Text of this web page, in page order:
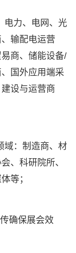
电力、电网、光
输配电运营
商、储能设备/
国外应用端采
设与运营商
域：制造商、材
、科研院所、
等；
确保展会效